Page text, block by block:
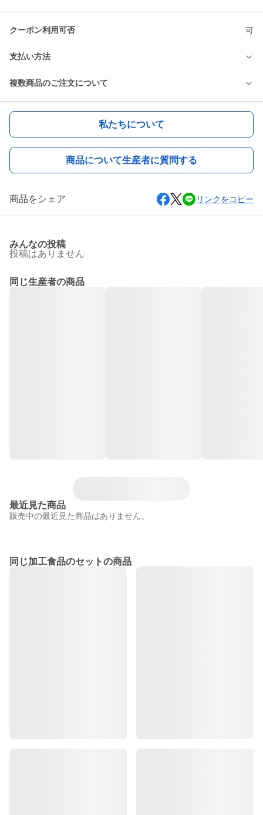
クーポン利用可否 可
支払い方法
複数商品のご注文について
私たちについて
商品について生産者に質問する
商品をシェア リンクをコピー
みんなの投稿
投稿はありません
同じ生産者の商品
最近見た商品
販売中の最近見た商品はありません。
同じ加工食品のセットの商品